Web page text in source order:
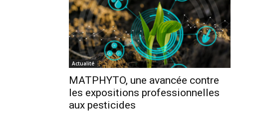
Actualité
MATPHYTO, une avancée contre
les expositions professionnelles
aux pesticides